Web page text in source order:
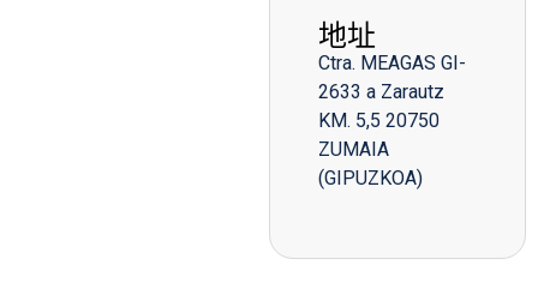
地址
Ctra. MEAGAS GI-
2633 a Zarautz
KM. 5,5 20750
ZUMAIA
(GIPUZKOA)